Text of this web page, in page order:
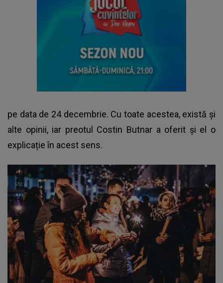
pe data de 24 decembrie. Cu toate acestea, există și
alte opinii, iar preotul Costin Butnar a oferit și el o
explicație în acest sens.